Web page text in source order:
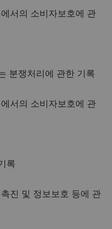
서의 소비자보호에 관
분쟁처리에 관한 기록
서의 소비자보호에 관
록
진 및 정보보호 등에 관